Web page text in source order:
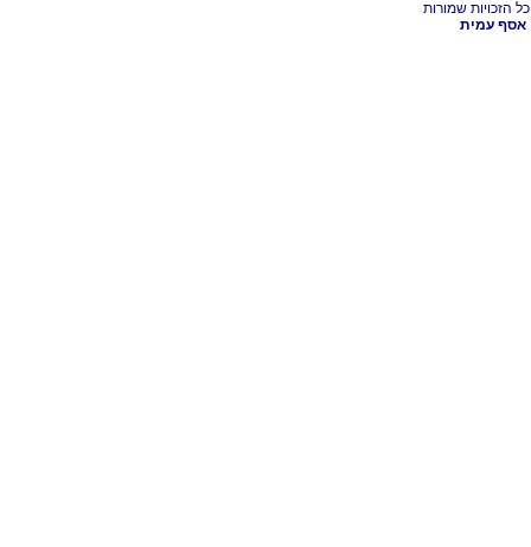
אסף עמית